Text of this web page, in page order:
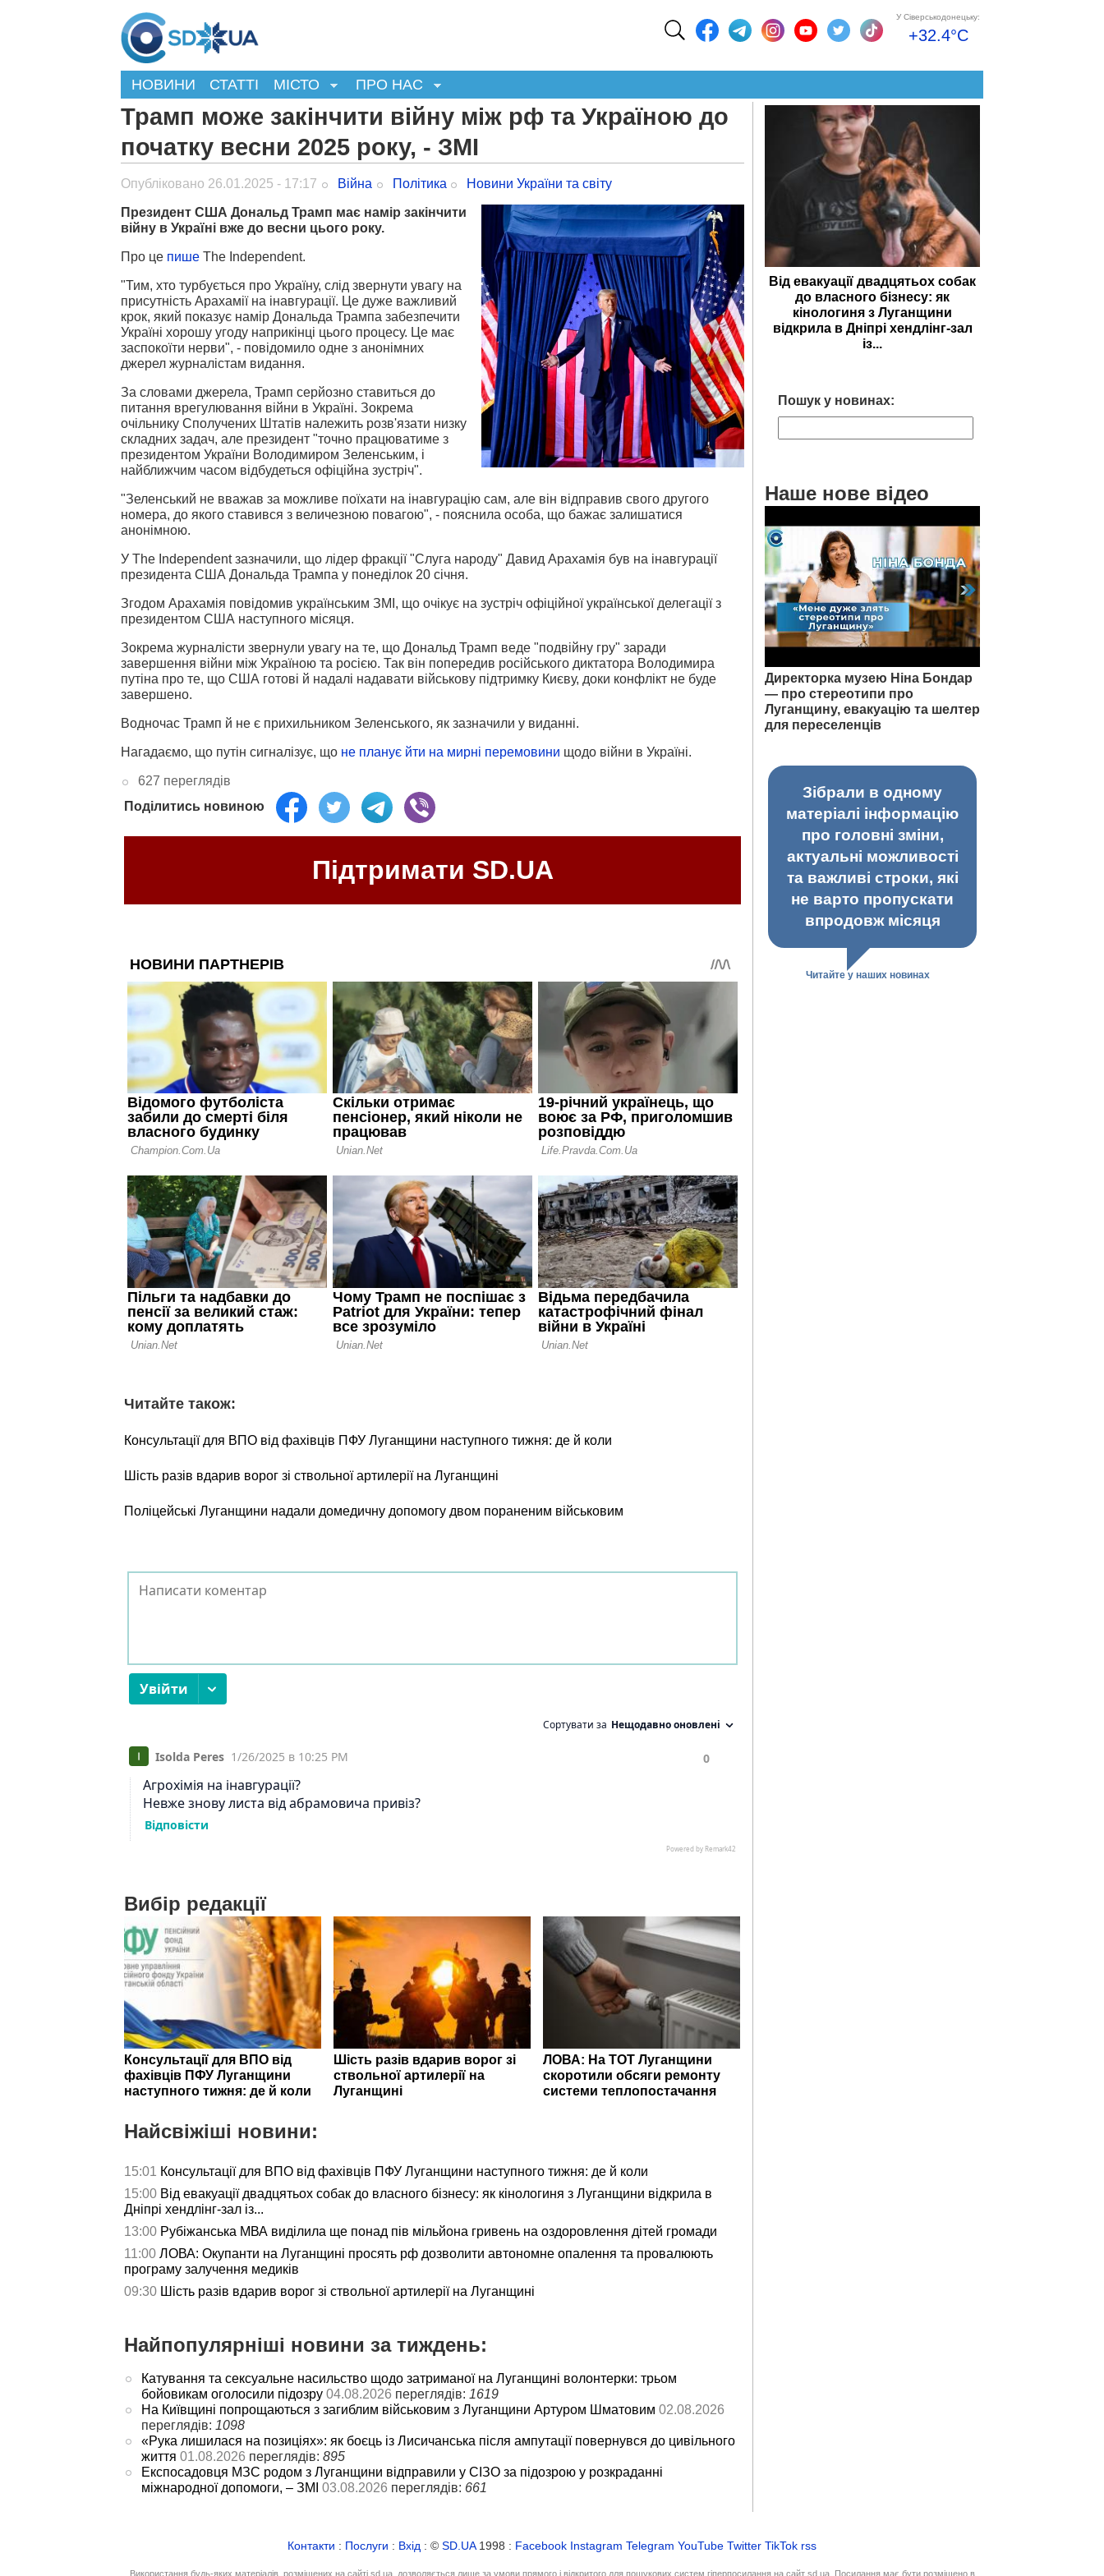
У Сіверськодонецьку:
+32.4°C
НОВИНИ СТАТТІ МІСТО ПРО НАС
Трамп може закінчити війну між рф та Україною до
початку весни 2025 року, - ЗМІ
Опубліковано 26.01.2025 - 17:17 Війна Політика Новини України та світу
Президент США Дональд Трамп має намір закінчити
війну в Україні вже до весни цього року.
Про це пише The Independent.
"Тим, хто турбується про Україну, слід звернути увагу на
присутність Арахамії на інавгурації. Це дуже важливий
крок, який показує намір Дональда Трампа забезпечити
Україні хорошу угоду наприкінці цього процесу. Це має
заспокоїти нерви", - повідомило одне з анонімних
джерел журналістам видання.
За словами джерела, Трамп серйозно ставиться до
питання врегулювання війни в Україні. Зокрема
очільнику Сполучених Штатів належить розв'язати низку
складних задач, але президент "точно працюватиме з
президентом України Володимиром Зеленським, і
найближчим часом відбудеться офіційна зустріч".
"Зеленський не вважав за можливе поїхати на інавгурацію сам, але він відправив свого другого
номера, до якого ставився з величезною повагою", - пояснила особа, що бажає залишатися
анонімною.
У The Independent зазначили, що лідер фракції "Слуга народу" Давид Арахамія був на інавгурації
президента США Дональда Трампа у понеділок 20 січня.
Згодом Арахамія повідомив українським ЗМІ, що очікує на зустріч офіційної української делегації з
президентом США наступного місяця.
Зокрема журналісти звернули увагу на те, що Дональд Трамп веде "подвійну гру" заради
завершення війни між Україною та росією. Так він попередив російського диктатора Володимира
путіна про те, що США готові й надалі надавати військову підтримку Києву, доки конфлікт не буде
завершено.
Водночас Трамп й не є прихильником Зеленського, як зазначили у виданні.
Нагадаємо, що путін сигналізує, що не планує йти на мирні перемовини щодо війни в Україні.
627 переглядів
Поділитись новиною
Підтримати SD.UA
Читайте також:
Консультації для ВПО від фахівців ПФУ Луганщини наступного тижня: де й коли
Шість разів вдарив ворог зі ствольної артилерії на Луганщині
Поліцейські Луганщини надали домедичну допомогу двом пораненим військовим
Вибір редакції
Консультації для ВПО від
фахівців ПФУ Луганщини
наступного тижня: де й коли
Шість разів вдарив ворог зі
ствольної артилерії на
Луганщині
ЛОВА: На ТОТ Луганщини
скоротили обсяги ремонту
системи теплопостачання
Найсвіжіші новини:
15:01 Консультації для ВПО від фахівців ПФУ Луганщини наступного тижня: де й коли
15:00 Від евакуації двадцятьох собак до власного бізнесу: як кінологиня з Луганщини відкрила в
Дніпрі хендлінг-зал із...
13:00 Рубіжанська МВА виділила ще понад пів мільйона гривень на оздоровлення дітей громади
11:00 ЛОВА: Окупанти на Луганщині просять рф дозволити автономне опалення та провалюють
програму залучення медиків
09:30 Шість разів вдарив ворог зі ствольної артилерії на Луганщині
Найпопулярніші новини за тиждень:
Катування та сексуальне насильство щодо затриманої на Луганщині волонтерки: трьом
бойовикам оголосили підозру 04.08.2026 переглядів: 1619
На Київщині попрощаються з загиблим військовим з Луганщини Артуром Шматовим 02.08.2026
переглядів: 1098
«Рука лишилася на позиціях»: як боєць із Лисичанська після ампутації повернувся до цивільного
життя 01.08.2026 переглядів: 895
Експосадовця МЗС родом з Луганщини відправили у СІЗО за підозрою у розкраданні
міжнародної допомоги, – ЗМІ 03.08.2026 переглядів: 661
Від евакуації двадцятьох собак
до власного бізнесу: як
кінологиня з Луганщини
відкрила в Дніпрі хендлінг-зал
із...
Пошук у новинах:
Наше нове відео
Директорка музею Ніна Бондар
— про стереотипи про
Луганщину, евакуацію та шелтер
для переселенців
Зібрали в одному
матеріалі інформацію
про головні зміни,
актуальні можливості
та важливі строки, які
не варто пропускати
впродовж місяця
Читайте у наших новинах
Контакти : Послуги : Вхід : © SD.UA1998 : Facebook Instagram Telegram YouTube Twitter TikTok rss
Використання будь-яких матеріалів, розміщених на сайті sd.ua, дозволяється лише за умови прямого і відкритого для пошукових систем гіперпосилання на сайт sd.ua. Посилання має бути розміщено в